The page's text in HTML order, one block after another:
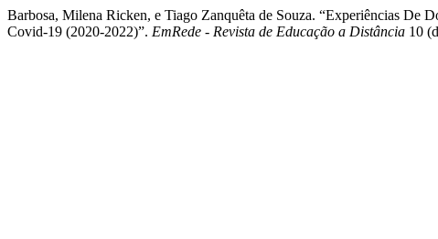
Barbosa, Milena Ricken, e Tiago Zanquêta de Souza. “Experiências De
Covid-19 (2020-2022)”. EmRede - Revista de Educação a Distância 10